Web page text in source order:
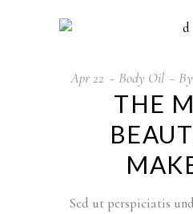
Apr22 Body Oil By
THE
Sed ut perspiciatis